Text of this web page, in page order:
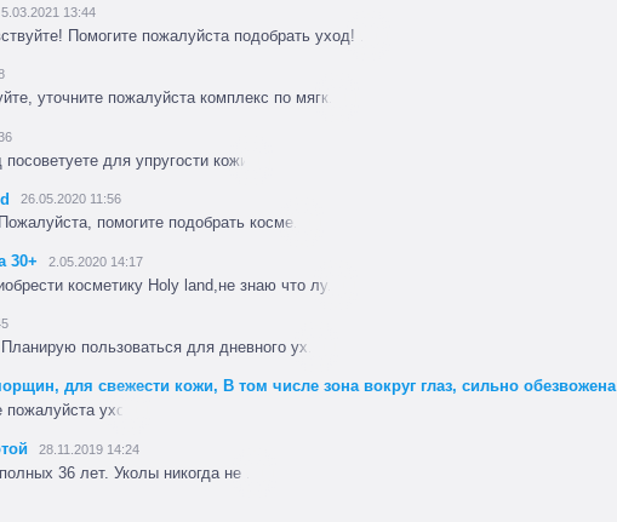
5.03.2021 13:44
Помогите пожалуйста подобрать уход! ...
уточните пожалуйста комплекс по мягк...
для упругости кожи?
26.05.2020 11:56
помогите подобрать косме...
30+ 2.05.2020 14:17
косметику Holy land,не знаю что лу...
пользоваться для дневного ух...
для свежести кожи, В том числе зона вокруг глаз, сильно обезвожена
пожалуйста уход
28.11.2019 14:24
36 лет. Уколы никогда не ...